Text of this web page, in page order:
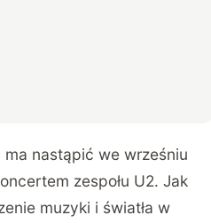
nastąpić we wrześniu
zespołu U2. Jak
muzyki i światła w